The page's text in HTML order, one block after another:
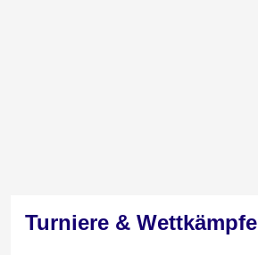
Turniere & Wettkämpfe